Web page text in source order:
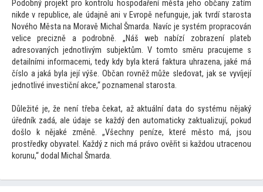
Podobný projekt pro kontrolu hospodaření města jeho občany zatím
nikde v republice, ale údajně ani v Evropě nefunguje, jak tvrdí starosta
Nového Města na Moravě Michal Šmarda. Navíc je systém propracován
velice precizně a podrobně. „Náš web nabízí zobrazení plateb
adresovaných jednotlivým subjektům. Vtomto směru pracujeme s
detailními informacemi, tedy kdy byla která faktura uhrazena, jaké má
číslo a jaká byla její výše. Občan rovněž může sledovat, jak se vyvíjejí
jednotlivé investiční akce,“ poznamenal starosta.
Důležité je, že není třeba čekat, až aktuální data do systému nějaký
úředník zadá, ale údaje se každý den automaticky zaktualizují, pokud
došlo k nějaké změně. „Všechny peníze, které město má, jsou
prostředky obyvatel. Každý z nich má právo ověřit si každou utracenou
korunu,“ dodal Michal Šmarda.